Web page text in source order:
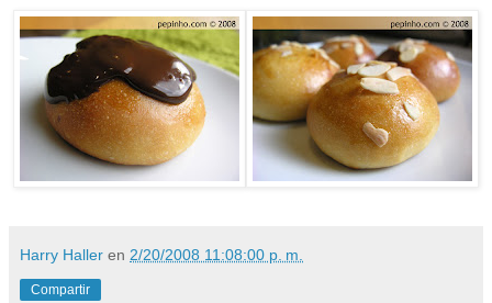
Harry Haller en 2/20/2008 11:08:00 p. m.
Compartir